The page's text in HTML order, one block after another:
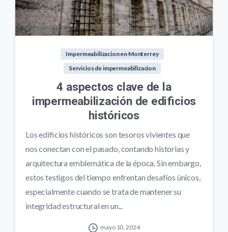
Impermeabilizacion en Monterrey
Servicios de impermeabilizacion
4 aspectos clave de la
impermeabilización de edificios
históricos
Los edificios históricos son tesoros vivientes que
nos conectan con el pasado, contando historias y
arquitectura emblemática de la época. Sin embargo,
estos testigos del tiempo enfrentan desafíos únicos,
especialmente cuando se trata de mantener su
integridad estructural en un...
mayo 10, 2024